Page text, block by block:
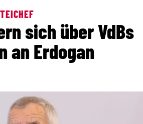
sich über VdBs
an Erdogan